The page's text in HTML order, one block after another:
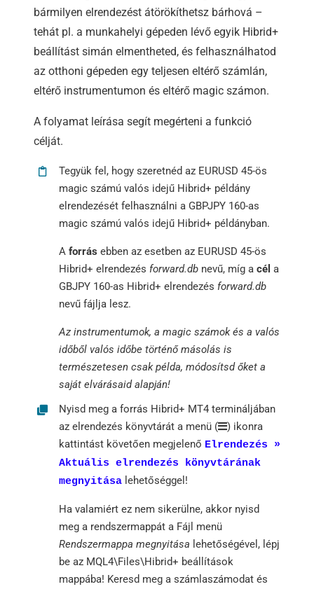
bármilyen elrendezést átörökíthetsz bárhová –
tehát pl. a munkahelyi gépeden lévő egyik Hibrid+
beállítást simán elmentheted, és felhasználhatod
az otthoni gépeden egy teljesen eltérő számlán,
eltérő instrumentumon és eltérő magic számon.
A folyamat leírása segít megérteni a funkció
célját.
Tegyük fel, hogy szeretnéd az EURUSD 45-ös
magic számú valós idejű Hibrid+ példány
elrendezését felhasználni a GBPJPY 160-as
magic számú valós idejű Hibrid+ példányban.
A forrás ebben az esetben az EURUSD 45-ös
Hibrid+ elrendezés forward.db nevű, míg a cél a
GBJPY 160-as Hibrid+ elrendezés forward.db
nevű fájlja lesz.
Az instrumentumok, a magic számok és a valós
időből valós időbe történő másolás is
természetesen csak példa, módosítsd őket a
saját elvárásaid alapján!
Nyisd meg a forrás Hibrid+ MT4 termináljában
az elrendezés könyvtárát a menü (
) ikonra
kattintást követően megjelenő Elrendezés »
Aktuális elrendezés könyvtárának
megnyitása lehetőséggel!
Ha valamiért ez nem sikerülne, akkor nyisd
meg a rendszermappát a Fájl menü
Rendszermappa megnyitása lehetőségével, lépj
be az MQL4\Files\Hibrid+ beállítások
mappába! Keresd meg a számlaszámodat és